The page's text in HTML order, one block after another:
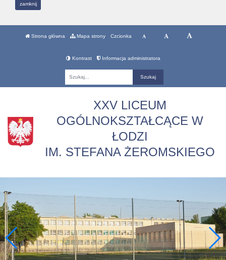
zamknij
Strona główna Mapa strony Czcionka
Kontrast Informacja administratora
XXV LICEUM
OGÓLNOKSZTAŁCĄCE W
ŁODZI
IM. STEFANA ŻEROMSKIEGO